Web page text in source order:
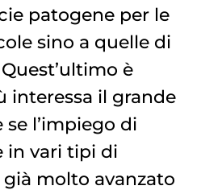
patogene per le
sino a quelle di
è
interessa il grande
l’impiego di
in vari tipi di
già molto avanzato